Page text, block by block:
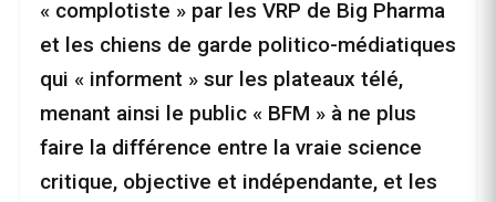
« complotiste » par les VRP de Big Pharma
et les chiens de garde politico-médiatiques
qui « informent » sur les plateaux télé,
menant ainsi le public « BFM » à ne plus
faire la différence entre la vraie science
critique, objective et indépendante, et les